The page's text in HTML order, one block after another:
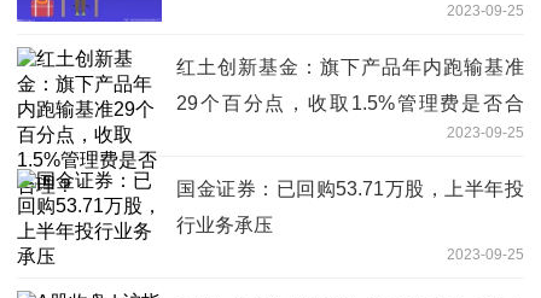
2023-09-25
红土创新基金：旗下产品年内跑输基准
29个百分点，收取1.5%管理费是否合
2023-09-25
国金证券：已回购53.71万股，上半年投
行业务承压
2023-09-25